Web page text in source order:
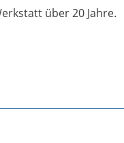
über 20 Jahre.